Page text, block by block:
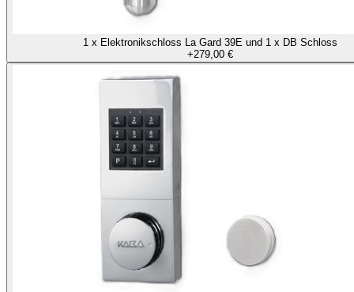
1 x Elektronikschloss La Gard 39E und 1 x DB Schloss
+279,00 €